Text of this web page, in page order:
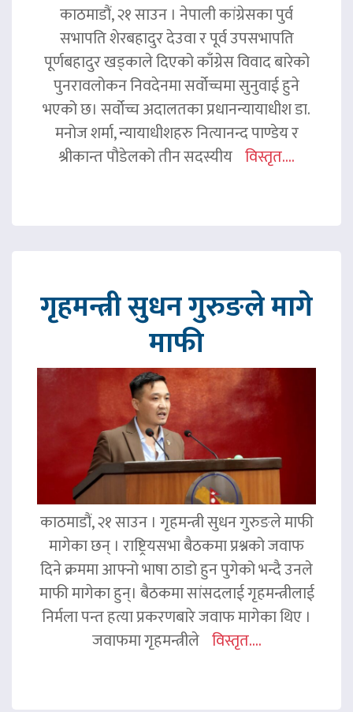
काठमाडौं, २१ साउन । नेपाली कांग्रेसका पुर्व
सभापति शेरबहादुर देउवा र पूर्व उपसभापति
पूर्णबहादुर खड्काले दिएको काँग्रेस विवाद बारेको
पुनरावलोकन निवदेनमा सर्वोच्चमा सुनुवाई हुने
भएको छ। सर्वोच्च अदालतका प्रधानन्यायाधीश डा.
मनोज शर्मा, न्यायाधीशहरु नित्यानन्द पाण्डेय र
श्रीकान्त पौडेलको तीन सदस्यीय विस्तृत....
गृहमन्त्री सुधन गुरुङले मागे
माफी
काठमाडौं, २१ साउन । गृहमन्त्री सुधन गुरुङले माफी
मागेका छन् । राष्ट्रियसभा बैठकमा प्रश्नको जवाफ
दिने क्रममा आफ्नो भाषा ठाडो हुन पुगेको भन्दै उनले
माफी मागेका हुन्। बैठकमा सांसदलाई गृहमन्त्रीलाई
निर्मला पन्त हत्या प्रकरणबारे जवाफ मागेका थिए ।
जवाफमा गृहमन्त्रीले विस्तृत....